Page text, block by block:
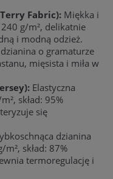
Fabric): Miękka i
g/m², delikatnie
i modną odzież.
o gramaturze
mięsista i miła w
Elastyczna
skład: 95%
się
dzianina
skład: 87%
termoregulację i